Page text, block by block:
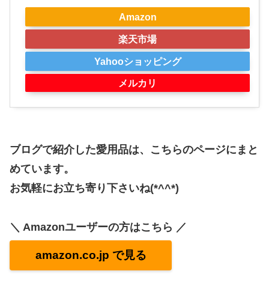
Amazon
楽天市場
Yahooショッピング
メルカリ
ブログで紹介した愛用品は、こちらのページにまと
めています。
お気軽にお立ち寄り下さいね(*^^*)
＼ Amazonユーザーの方はこちら ／
amazon.co.jp で見る